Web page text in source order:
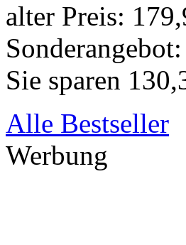
alter Preis:
Sonderangebot:
Sie sparen
Alle Bestseller
Werbung